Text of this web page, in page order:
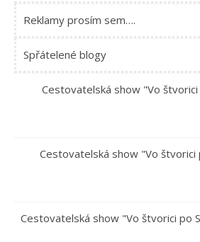
Reklamy prosím sem….
Spřátelené blogy
Cestovatelská show "Vo štvorici
Cestovatelská show "Vo štvorici
Cestovatelská show "Vo štvorici po